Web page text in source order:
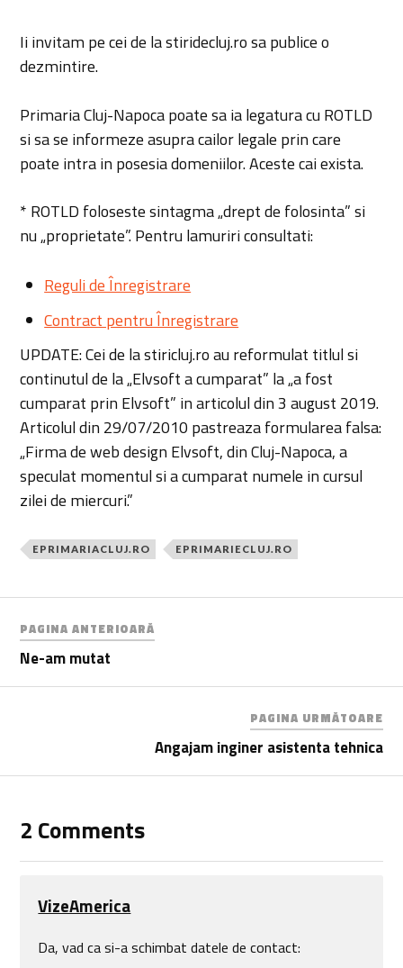
Ii invitam pe cei de la stiridecluj.ro sa publice o
dezmintire.
Primaria Cluj-Napoca poate sa ia legatura cu ROTLD
si sa se informeze asupra cailor legale prin care
poate intra in posesia domeniilor. Aceste cai exista.
* ROTLD foloseste sintagma „drept de folosinta” si
nu „proprietate”. Pentru lamuriri consultati:
Reguli de Înregistrare
Contract pentru Înregistrare
UPDATE: Cei de la stiricluj.ro au reformulat titlul si
continutul de la „Elvsoft a cumparat” la „a fost
cumparat prin Elvsoft” in articolul din 3 august 2019.
Articolul din 29/07/2010 pastreaza formularea falsa:
„Firma de web design Elvsoft, din Cluj-Napoca, a
speculat momentul si a cumparat numele in cursul
zilei de miercuri.”
EPRIMARIACLUJ.RO EPRIMARIECLUJ.RO
PAGINA ANTERIOARĂ
Ne-am mutat
PAGINA URMĂTOARE
Angajam inginer asistenta tehnica
2 Comments
VizeAmerica
Da, vad ca si-a schimbat datele de contact: